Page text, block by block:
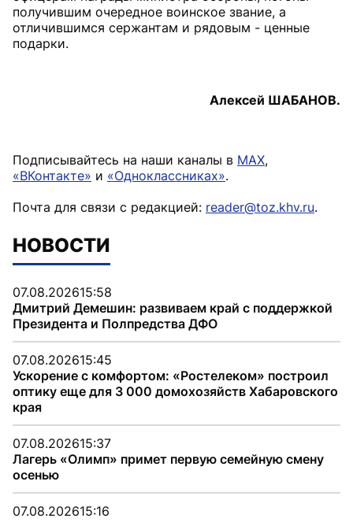
получившим очередное воинское звание, а
отличившимся сержантам и рядовым - ценные
подарки.
Алексей ШАБАНОВ.
Подписывайтесь на наши каналы в MAX,
«ВКонтакте» и «Одноклассниках».
Почта для связи с редакцией: reader@toz.khv.ru.
НОВОСТИ
07.08.202615:58
Дмитрий Демешин: развиваем край с поддержкой
Президента и Полпредства ДФО
07.08.202615:45
Ускорение с комфортом: «Ростелеком» построил
оптику еще для 3 000 домохозяйств Хабаровского
края
07.08.202615:37
Лагерь «Олимп» примет первую семейную смену
осенью
07.08.202615:16